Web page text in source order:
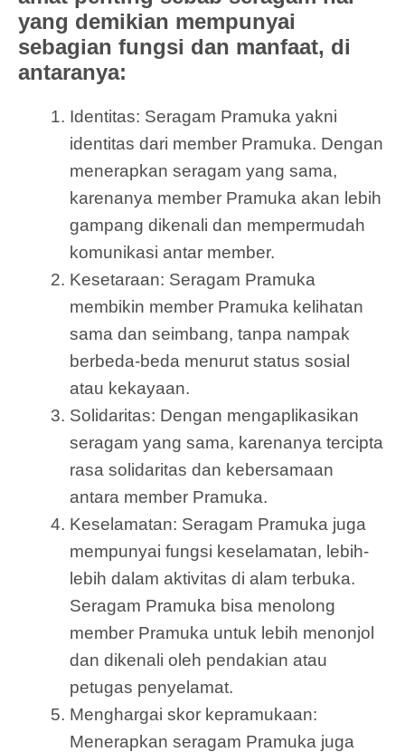
yang demikian mempunyai
sebagian fungsi dan manfaat, di
antaranya:
Identitas: Seragam Pramuka yakni
identitas dari member Pramuka. Dengan
menerapkan seragam yang sama,
karenanya member Pramuka akan lebih
gampang dikenali dan mempermudah
komunikasi antar member.
Kesetaraan: Seragam Pramuka
membikin member Pramuka kelihatan
sama dan seimbang, tanpa nampak
berbeda-beda menurut status sosial
atau kekayaan.
Solidaritas: Dengan mengaplikasikan
seragam yang sama, karenanya tercipta
rasa solidaritas dan kebersamaan
antara member Pramuka.
Keselamatan: Seragam Pramuka juga
mempunyai fungsi keselamatan, lebih-
lebih dalam aktivitas di alam terbuka.
Seragam Pramuka bisa menolong
member Pramuka untuk lebih menonjol
dan dikenali oleh pendakian atau
petugas penyelamat.
Menghargai skor kepramukaan:
Menerapkan seragam Pramuka juga